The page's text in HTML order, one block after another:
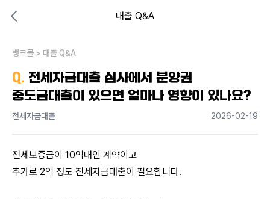
대출 Q&A
내 상황엔 어떤 방법이 있을까?
뱅크몰 > 대출 Q&A
Q. 전세자금대출 심사에서 분양권
중도금대출이 있으면 얼마나 영향이 있나요?
전세자금대출 2026-02-19
전세보증금이 10억대인 계약이고
추가로 2억 정도 전세자금대출이 필요합니다.